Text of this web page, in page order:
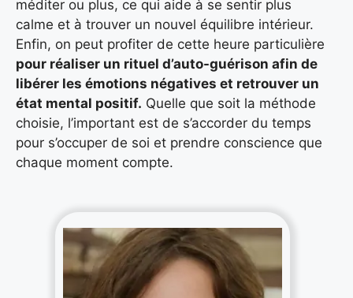
méditer ou plus, ce qui aide à se sentir plus
calme et à trouver un nouvel équilibre intérieur.
Enfin, on peut profiter de cette heure particulière
pour réaliser un rituel d’auto-guérison afin de
libérer les émotions négatives et retrouver un
état mental positif. Quelle que soit la méthode
choisie, l’important est de s’accorder du temps
pour s’occuper de soi et prendre conscience que
chaque moment compte.